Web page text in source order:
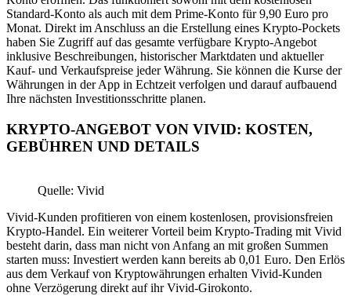
Standard-Konto als auch mit dem Prime-Konto für 9,90 Euro pro
Monat. Direkt im Anschluss an die Erstellung eines Krypto-Pockets
haben Sie Zugriff auf das gesamte verfügbare Krypto-Angebot
inklusive Beschreibungen, historischer Marktdaten und aktueller
Kauf- und Verkaufspreise jeder Währung. Sie können die Kurse der
Währungen in der App in Echtzeit verfolgen und darauf aufbauend
Ihre nächsten Investitionsschritte planen.
KRYPTO-ANGEBOT VON VIVID: KOSTEN,
GEBÜHREN UND DETAILS
Quelle: Vivid
Vivid-Kunden profitieren von einem kostenlosen, provisionsfreien
Krypto-Handel. Ein weiterer Vorteil beim Krypto-Trading mit Vivid
besteht darin, dass man nicht von Anfang an mit großen Summen
starten muss: Investiert werden kann bereits ab 0,01 Euro. Den Erlös
aus dem Verkauf von Kryptowährungen erhalten Vivid-Kunden
ohne Verzögerung direkt auf ihr Vivid-Girokonto.